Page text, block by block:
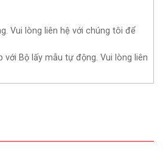
Vui lòng liên hệ với chúng tôi để
Bộ lấy mẫu tự động. Vui lòng liên